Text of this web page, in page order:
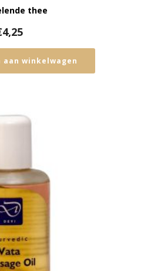
thee
4,25
aan winkelwagen